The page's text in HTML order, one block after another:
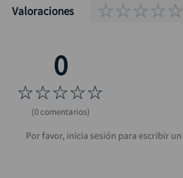
Valoraciones ☆☆☆☆☆
☆☆☆☆☆
(0 comentarios)